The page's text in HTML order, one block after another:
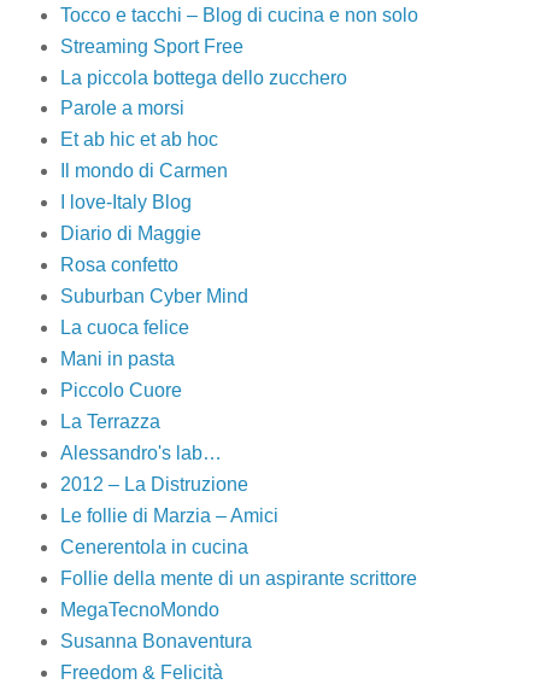
Tocco e tacchi – Blog di cucina e non solo
Streaming Sport Free
La piccola bottega dello zucchero
Parole a morsi
Et ab hic et ab hoc
Il mondo di Carmen
I love-Italy Blog
Diario di Maggie
Rosa confetto
Suburban Cyber Mind
La cuoca felice
Mani in pasta
Piccolo Cuore
La Terrazza
Alessandro's lab…
2012 – La Distruzione
Le follie di Marzia – Amici
Cenerentola in cucina
Follie della mente di un aspirante scrittore
MegaTecnoMondo
Susanna Bonaventura
Freedom & Felicità